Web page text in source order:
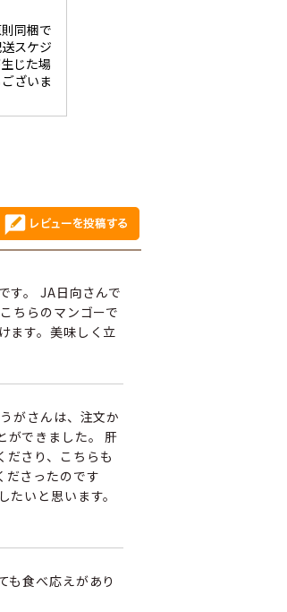
同梱で
スケジ
じた場
ざいま
す。 JA日向さんで
ちらのマンゴーで
ます。美味しく立
がさんは、注文か
ができました。 肝
ださり、こちらも
ださったのです
いと思います。
も食べ応えがあり